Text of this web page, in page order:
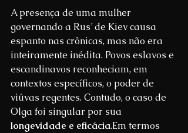
A presença de uma mulher
governando a Rus’ de Kiev causa
espanto nas crônicas, mas não era
inteiramente inédita. Povos eslavos e
escandinavos reconheciam, em
contextos específicos, o poder de
viúvas regentes. Contudo, o caso de
Olga foi singular por sua
longevidade e eficácia.Em termos